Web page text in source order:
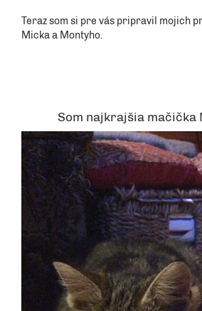
Teraz som si pre vás pripravil mojich
Micka a Montyho.
Som najkrajšia mačička